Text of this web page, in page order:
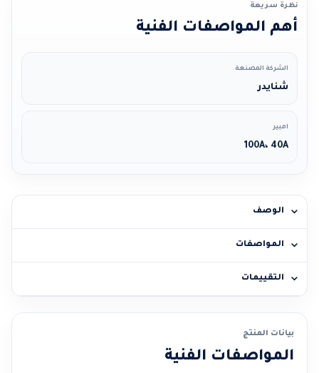
نظرة سريعة
أهم المواصفات الفنية
الشركة المصنعة
شنايدر
امبير
100A، 40A
الوصف
المواصفات
التقييمات
بيانات المنتج
المواصفات الفنية